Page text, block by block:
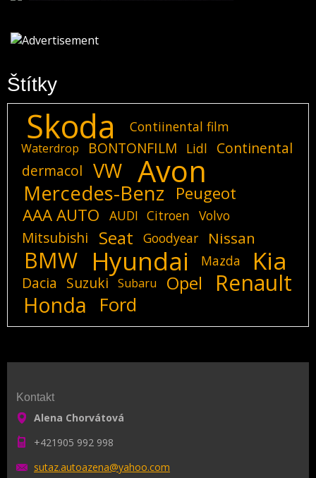
Štítky
Skoda Contiinental film
Waterdrop BONTONFILM Lidl
Continental
dermacol
VW Avon
Mercedes-Benz
Peugeot
AAA AUTO
AUDI Citroen Volvo
Mitsubishi Seat Goodyear Nissan
BMW Hyundai Mazda Kia
Dacia Suzuki Subaru Opel Renault
Honda Ford
Kontakt
Alena Chorvátová
+421905 992 998
sutaz.autoazena@yahoo.com